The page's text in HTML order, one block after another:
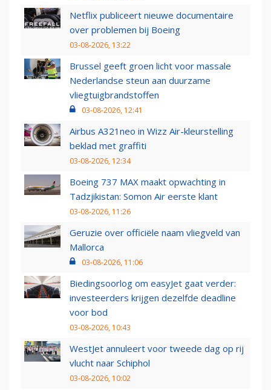
Netflix publiceert nieuwe documentaire
over problemen bij Boeing
03-08-2026, 13:22
Brussel geeft groen licht voor massale
Nederlandse steun aan duurzame
vliegtuigbrandstoffen
03-08-2026, 12:41
Airbus A321neo in Wizz Air-kleurstelling
beklad met graffiti
03-08-2026, 12:34
Boeing 737 MAX maakt opwachting in
Tadzjikistan: Somon Air eerste klant
03-08-2026, 11:26
Geruzie over officiële naam vliegveld van
Mallorca
03-08-2026, 11:06
Biedingsoorlog om easyJet gaat verder:
investeerders krijgen dezelfde deadline
voor bod
03-08-2026, 10:43
WestJet annuleert voor tweede dag op rij
vlucht naar Schiphol
03-08-2026, 10:02